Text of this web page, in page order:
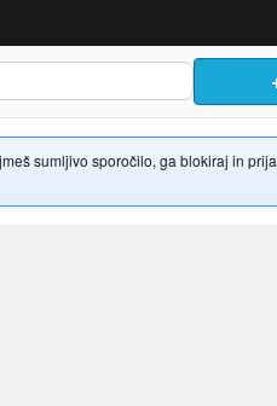
sumljivo sporočilo, ga blokiraj in